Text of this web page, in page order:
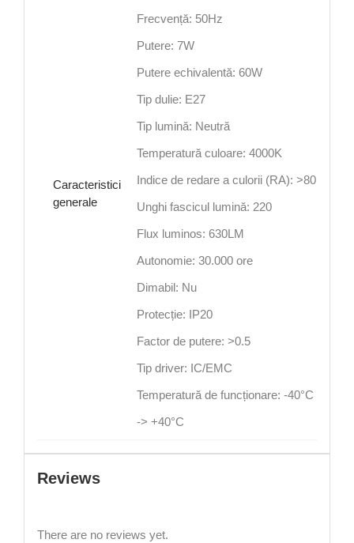
Caracteristici
generale
Frecvență: 50Hz
Putere: 7W
Putere echivalentă: 60W
Tip dulie: E27
Tip lumină: Neutră
Temperatură culoare: 4000K
Indice de redare a culorii (RA): >80
Unghi fascicul lumină: 220
Flux luminos: 630LM
Autonomie: 30.000 ore
Dimabil: Nu
Protecție: IP20
Factor de putere: >0.5
Tip driver: IC/EMC
Temperatură de funcționare: -40°C
-> +40°C
Reviews
There are no reviews yet.